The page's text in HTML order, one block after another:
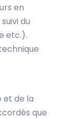
en
du
etc.).
et de la
que